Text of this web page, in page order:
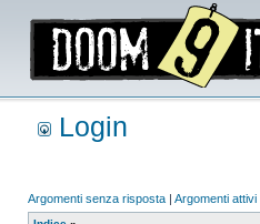
Login
Argomenti senza risposta | Argomenti attivi